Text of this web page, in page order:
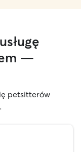
—
petsitterów